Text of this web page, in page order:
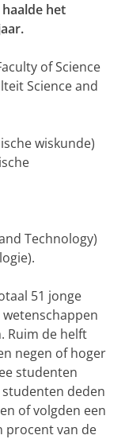
het
of Science
Science and
wiskunde)
Technology)
51 jonge
Ruim de helft
negen of hoger
studenten
deden
of volgden een
procent van de